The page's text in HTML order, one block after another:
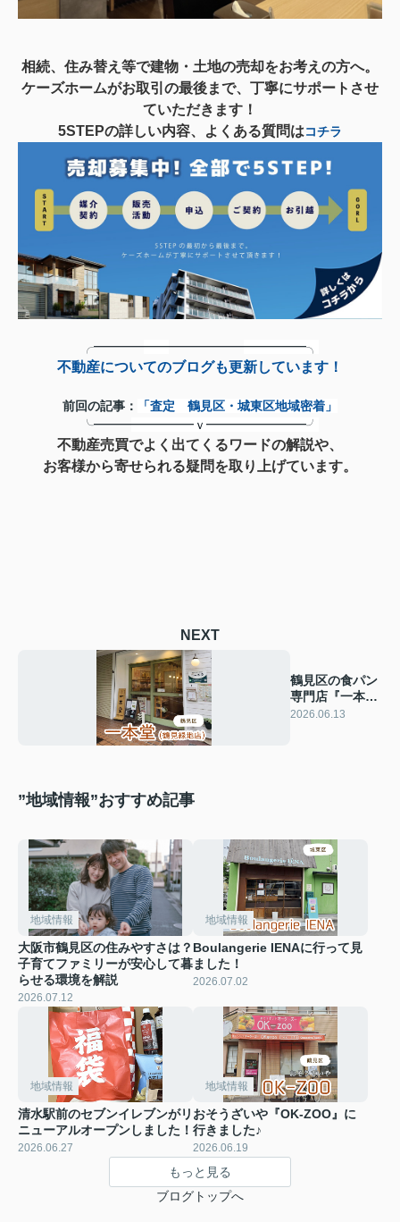
相続、住み替え等で建物・土地の売却をお考えの方へ。
ケーズホームがお取引の最後まで、丁寧にサポートさせ
ていただきます！
5STEPの詳しい内容、よくある質問はコチラ
╭━━━━━━━━━━━━━━━━━╮
不動産についてのブログも更新しています！
前回の記事：
「査定 鶴見区・城東区地域密着」
╰━━━━━━━━ｖ━━━━━━━━╯
不動産売買でよく出てくるワードの解説や、
お客様から寄せられる疑問を取り上げています。
NEXT
鶴見区の食パン
専門店『一本
堂』に行ってみ
2026.06.13
”地域情報”おすすめ記事
地域情報
大阪市鶴見区の住みやすさは？
子育てファミリーが安心して暮
らせる環境を解説
2026.07.12
地域情報
Boulangerie IENAに行って見
ました！
2026.07.02
地域情報
清水駅前のセブンイレブンがリ
ニューアルオープンしました！
2026.06.27
地域情報
おそうざいや『OK-ZOO』に
行きました♪
2026.06.19
もっと見る
ブログトップへ